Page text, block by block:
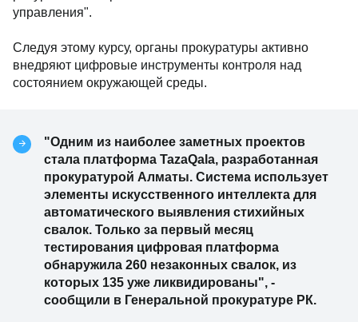
управления".
Следуя этому курсу, органы прокуратуры активно
внедряют цифровые инструменты контроля над
состоянием окружающей среды.
"Одним из наиболее заметных проектов
стала платформа TazaQala, разработанная
прокуратурой Алматы. Система использует
элементы искусственного интеллекта для
автоматического выявления стихийных
свалок. Только за первый месяц
тестирования цифровая платформа
обнаружила 260 незаконных свалок, из
которых 135 уже ликвидированы", -
сообщили в Генеральной прокуратуре РК.